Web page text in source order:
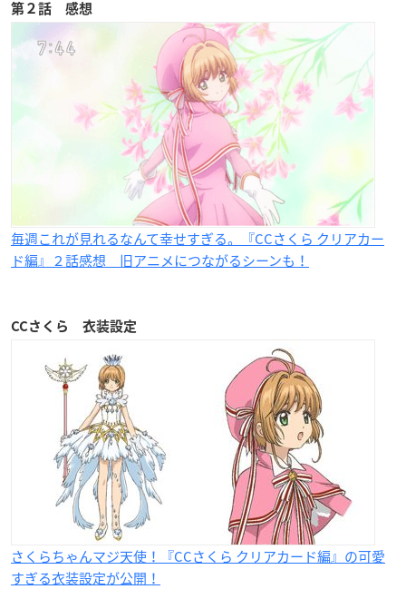
第２話 感想
毎週これが見れるなんて幸せすぎる。『CCさくら クリアカー
ド編』２話感想 旧アニメにつながるシーンも！
CCさくら 衣装設定
さくらちゃんマジ天使！『CCさくら クリアカード編』の可愛
すぎる衣装設定が公開！